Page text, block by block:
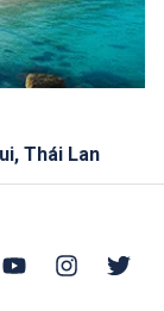
Thái Lan